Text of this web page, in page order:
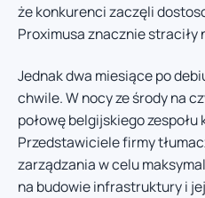
że konkurenci zaczęli
Proximusa znacznie straciły
Jednak dwa miesiące po
chwile. W nocy ze środy na
połowę belgijskiego
Przedstawiciele firmy
zarządzania w celu
na budowie infrastruktury i